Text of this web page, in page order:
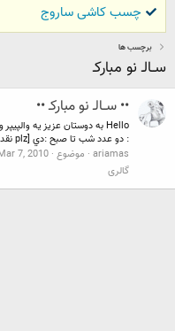
چسب کاشی ساروج
برچسب ها
ســالـ نو مباركـ
•• ســالـ نو مباركـ ••
: دو عدد شب تا صبح :دي [plz نقد هم بكننين]
ariamas موضوع 7, 2010
گالری